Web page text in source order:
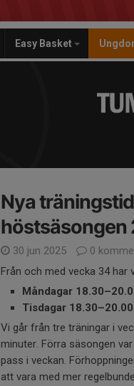
Easy Basket
Nya
höstsäsongen
30 jun 2025
0
Från och med vecka 34 har
Måndagar
Tisdagar 18.30–20.00
Vi går från tre träningar i
minuter. Förra säsongen
pass i veckan.
att vara med mer